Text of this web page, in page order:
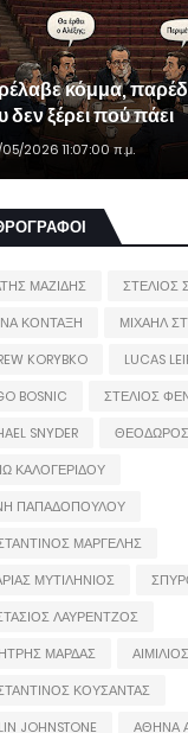
κόμμα,
δεν ξέρει πού πάει
2026 11:07:00 π.μ.
ΜΑΖΙΔΗΣ
ΣΤΕΛΙΟΣ
ΚΟΝΤΑΞΗ
ΜΙΧΑΗΛ
KORYBKO
LUCAS
BOSNIC
ΣΤΕΛΙΟΣ
SNYDER
ΚΑΛΟΓΕΡΙΔΟΥ
ΠΑΠΑΔΟΠΟΥΛΟΥ
ΜΑΡΓΕΛΗΣ
ΜΥΤΙΛΗΝΙΟΣ
ΛΑΥΡΕΝΤΖΟΣ
ΜΑΡΔΑΣ
ΚΟΥΣΑΝΤΑΣ
JOHNSTONE
ΑΘΗΝΑ